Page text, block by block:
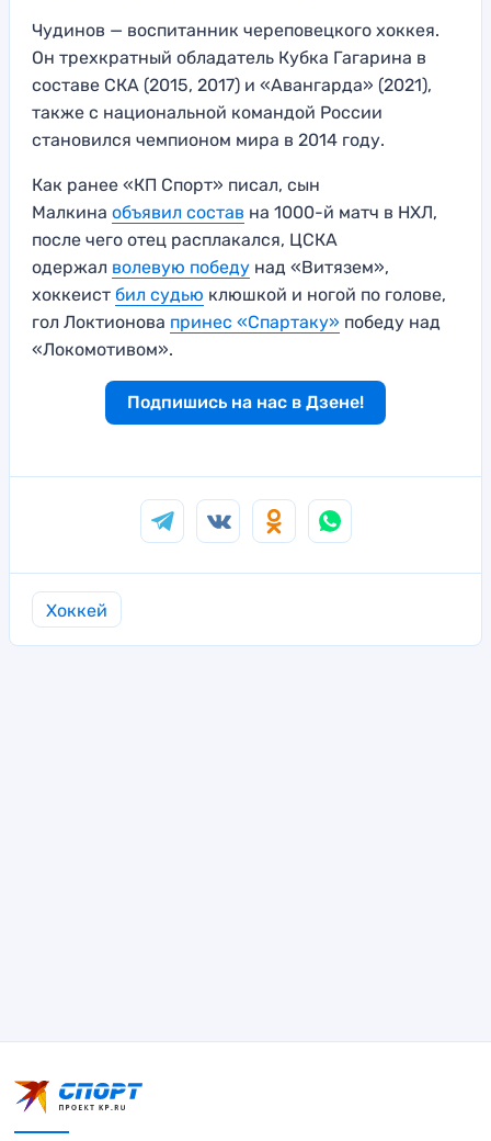
Чудинов — воспитанник череповецкого хоккея.
Он трехкратный обладатель Кубка Гагарина в
составе СКА (2015, 2017) и «Авангарда» (2021),
также с национальной командой России
становился чемпионом мира в 2014 году.
Как ранее «КП Спорт» писал, сын
Малкина объявил состав на 1000-й матч в НХЛ,
после чего отец расплакался, ЦСКА
одержал волевую победу над «Витязем»,
хоккеист бил судью клюшкой и ногой по голове,
гол Локтионова принес «Спартаку» победу над
«Локомотивом».
Подпишись на нас в Дзене!
Хоккей